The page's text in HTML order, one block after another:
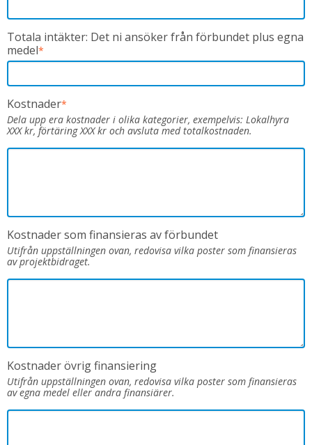
Totala intäkter: Det ni ansöker från förbundet plus egna
medel*
Kostnader*
Dela upp era kostnader i olika kategorier, exempelvis: Lokalhyra
XXX kr, förtäring XXX kr och avsluta med totalkostnaden.
Kostnader som finansieras av förbundet
Utifrån uppställningen ovan, redovisa vilka poster som finansieras
av projektbidraget.
Kostnader övrig finansiering
Utifrån uppställningen ovan, redovisa vilka poster som finansieras
av egna medel eller andra finansiärer.